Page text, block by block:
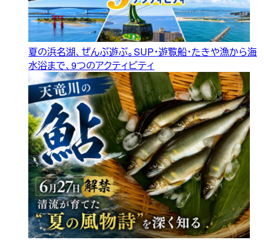
夏の浜名湖、ぜんぶ遊ぶ。SUP・遊覧船・たきや漁から海
水浴まで、9つのアクティビティ